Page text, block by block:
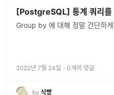
[PostgreSQL] 통계 쿼리
Group by 에 대해
2022년 7월 24일 · 0개의 댓글
by 식빵